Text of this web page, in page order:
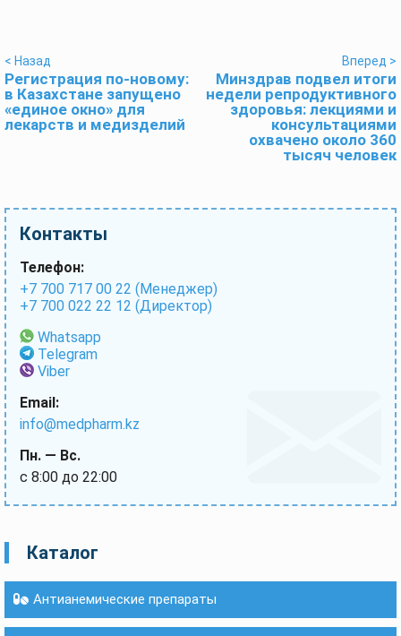
< Назад
Регистрация по-новому:
в Казахстане запущено
«единое окно» для
лекарств и медизделий
Вперед >
Минздрав подвел итоги
недели репродуктивного
здоровья: лекциями и
консультациями
охвачено около 360
тысяч человек
Контакты
Телефон:
+7 700 717 00 22 (Менеджер)
+7 700 022 22 12 (Директор)
Whatsapp
Telegram
Viber
Email:
info@medpharm.kz
Пн. — Вс.
с 8:00 до 22:00
Каталог
Антианемические препараты